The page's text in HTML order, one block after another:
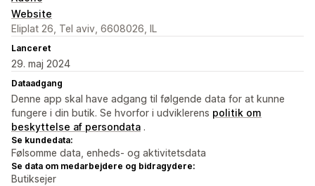
Website
Eliplat 26, Tel aviv, 6608026, IL
Lanceret
29. maj 2024
Dataadgang
Denne app skal have adgang til følgende data for at kunne
fungere i din butik. Se hvorfor i udviklerens politik om
beskyttelse af persondata .
Se kundedata:
Følsomme data, enheds- og aktivitetsdata
Se data om medarbejdere og bidragydere:
Butiksejer